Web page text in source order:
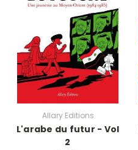
Allary Editions
L'arabe du futur - Vol
2